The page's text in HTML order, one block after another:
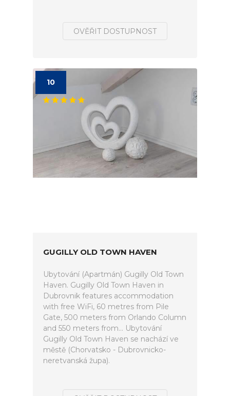
OVĚŘIT DOSTUPNOST
10
GUGILLY OLD TOWN HAVEN
Ubytování (Apartmán) Gugilly Old Town
Haven. Gugilly Old Town Haven in
Dubrovnik features accommodation
with free WiFi, 60 metres from Pile
Gate, 500 meters from Orlando Column
and 550 meters from... Ubytování
Gugilly Old Town Haven se nachází ve
městě (Chorvatsko - Dubrovnicko-
neretvanská župa).